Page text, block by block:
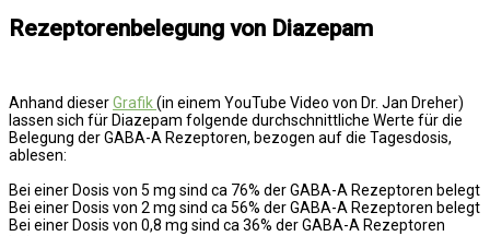
Rezeptorenbelegung von Diazepam
Anhand dieserGrafik(in einem YouTube Video von Dr. Jan Dreher)
lassen sich für Diazepam folgende durchschnittliche Werte für die
Belegung der GABA-A Rezeptoren, bezogen auf die Tagesdosis,
ablesen:
Bei einer Dosis von 5 mg sind ca 76% der GABA-A Rezeptoren belegt
Bei einer Dosis von 2 mg sind ca 56% der GABA-A Rezeptoren belegt
Bei einer Dosis von 0,8 mg sind ca 36% der GABA-A Rezeptoren